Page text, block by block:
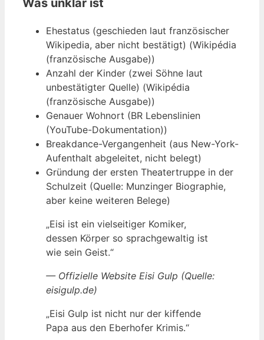
Ehestatus (geschieden laut französischer
Wikipedia, aber nicht bestätigt) (Wikipédia
(französische Ausgabe))
Anzahl der Kinder (zwei Söhne laut
unbestätigter Quelle) (Wikipédia
(französische Ausgabe))
Genauer Wohnort (BR Lebenslinien
(YouTube-Dokumentation))
Breakdance-Vergangenheit (aus New-York-
Aufenthalt abgeleitet, nicht belegt)
Gründung der ersten Theatertruppe in der
Schulzeit (Quelle: Munzinger Biographie,
aber keine weiteren Belege)
„Eisi ist ein vielseitiger Komiker,
dessen Körper so sprachgewaltig ist
wie sein Geist.“
— Offizielle Website Eisi Gulp (Quelle:
eisigulp.de)
„Eisi Gulp ist nicht nur der kiffende
Papa aus den Eberhofer Krimis.“